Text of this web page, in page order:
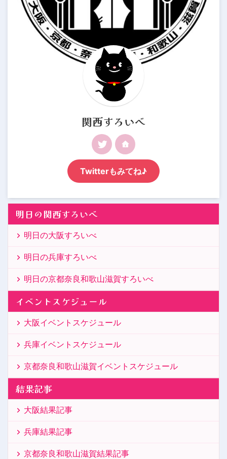
関西すろいべ
Twitterもみてね♪
明日の関西すろいべ
明日の大阪すろいべ
明日の兵庫すろいべ
明日の京都奈良和歌山滋賀すろいべ
イベントスケジュール
大阪イベントスケジュール
兵庫イベントスケジュール
京都奈良和歌山滋賀イベントスケジュール
結果記事
大阪結果記事
兵庫結果記事
京都奈良和歌山滋賀結果記事